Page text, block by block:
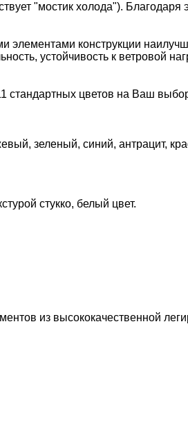
"мостик холода").
элементами конструкции
устойчивость к ветровой
стандартных цветов на Ваш
зеленый, синий, антрацит,
стукко, белый цвет.
из высококачественной